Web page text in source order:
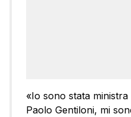
«Io sono stata
Paolo Gentiloni, mi